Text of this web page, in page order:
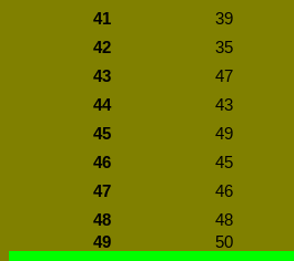
41
39
42
35
43
47
44
43
45
49
46
45
47
46
48
48
49
50